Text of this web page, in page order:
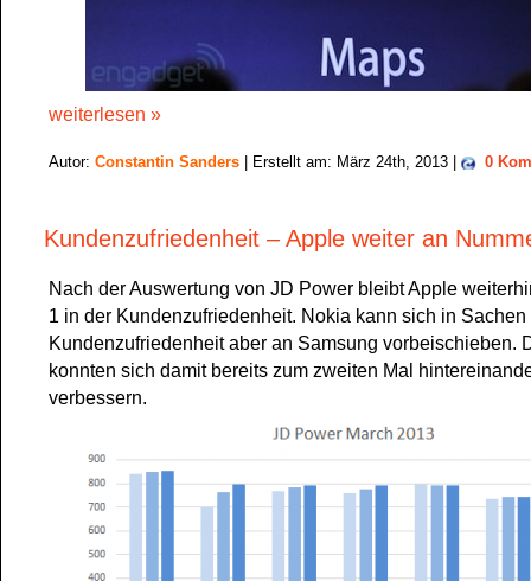
weiterlesen »
Autor: Constantin Sanders | Erstellt am: März 24th, 2013 | 0
Kundenzufriedenheit – Apple weiter an
Nach der Auswertung von JD Power bleibt Apple
1 in der Kundenzufriedenheit. Nokia kann sich in Sachen
Kundenzufriedenheit aber an Samsung vorbeischieben.
konnten sich damit bereits zum zweiten Mal
verbessern.